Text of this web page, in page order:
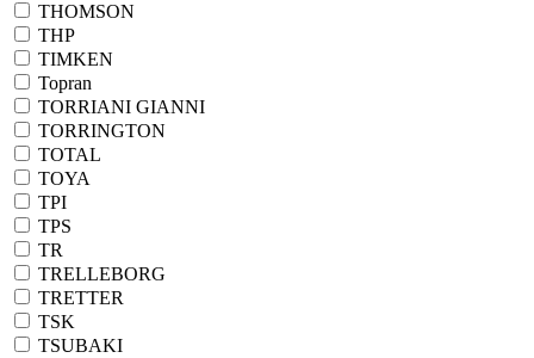
THOMSON
THP
TIMKEN
Topran
TORRIANI GIANNI
TORRINGTON
TOTAL
TOYA
TPI
TPS
TR
TRELLEBORG
TRETTER
TSK
TSUBAKI